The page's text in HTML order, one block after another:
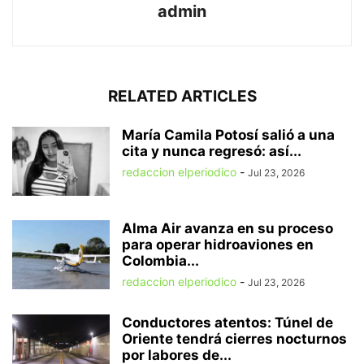
admin
RELATED ARTICLES
María Camila Potosí salió a una
cita y nunca regresó: así...
redaccion elperiodico - Jul 23, 2026
Alma Air avanza en su proceso
para operar hidroaviones en
Colombia...
redaccion elperiodico - Jul 23, 2026
Conductores atentos: Túnel de
Oriente tendrá cierres nocturnos
por labores de...